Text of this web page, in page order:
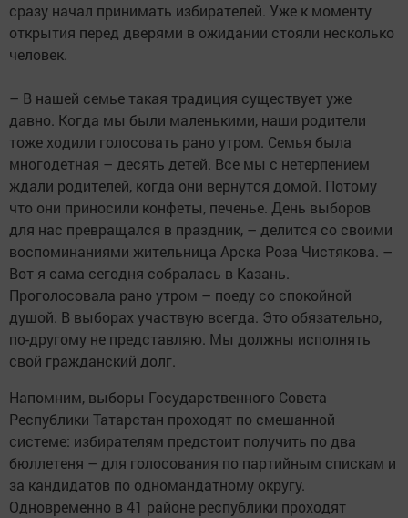
сразу начал принимать избирателей. Уже к моменту
открытия перед дверями в ожидании стояли несколько
человек.
– В нашей семье такая традиция существует уже
давно. Когда мы были маленькими, наши родители
тоже ходили голосовать рано утром. Семья была
многодетная – десять детей. Все мы с нетерпением
ждали родителей, когда они вернутся домой. Потому
что они приносили конфеты, печенье. День выборов
для нас превращался в праздник, – делится со своими
воспоминаниями жительница Арска Роза Чистякова. –
Вот я сама сегодня собралась в Казань.
Проголосовала рано утром – поеду со спокойной
душой. В выборах участвую всегда. Это обязательно,
по-другому не представляю. Мы должны исполнять
свой гражданский долг.
Напомним, выборы Государственного Совета
Республики Татарстан проходят по смешанной
системе: избирателям предстоит получить по два
бюллетеня – для голосования по партийным спискам и
за кандидатов по одномандатному округу.
Одновременно в 41 районе республики проходят